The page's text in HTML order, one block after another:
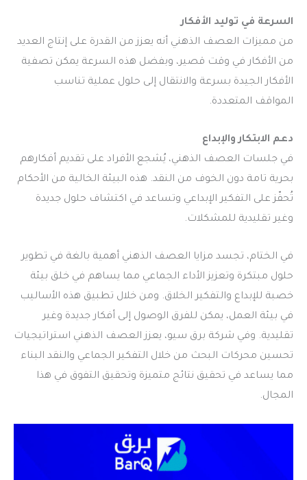
السرعة في توليد الأفكار
من مميزات العصف الذهني أنه يعزز من القدرة على إنتاج العديد
من الأفكار في وقت قصير، وبفضل هذه السرعة يمكن تصفية
الأفكار الجيدة بسرعة والانتقال إلى حلول عملية تناسب
المواقف المتعددة.
دعم الابتكار والإبداع
في جلسات العصف الذهني، يُشجع الأفراد على تقديم أفكارهم
بحرية تامة دون الخوف من النقد. هذه البيئة الخالية من الأحكام
تُحفّز على التفكير الإبداعي وتساعد في اكتشاف حلول جديدة
وغير تقليدية للمشكلات.
في الختام، تجسد مزايا العصف الذهني أهمية بالغة في تطوير
حلول مبتكرة وتعزيز الأداء الجماعي مما يساهم في خلق بيئة
خصبة للإبداع والتفكير الخلاق. ومن خلال تطبيق هذه الأساليب
في بيئة العمل، يمكن للفرق الوصول إلى أفكار جديدة وغير
تقليدية. وفي شركة برق سيو، يعزز العصف الذهني استراتيجيات
تحسين محركات البحث من خلال التفكير الجماعي والنقد البناء
مما يساعد في تحقيق نتائج متميزة وتحقيق التفوق في هذا
المجال.